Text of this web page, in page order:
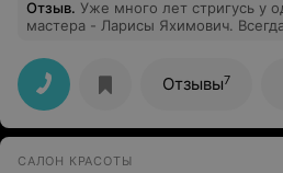
Отзыв. Уже много лет стригусь у
мастера - Ларисы Яхимович.
креативной стрижечкой! Приезжала
Брестского района, а теперь
только к этому мастеру. В этом
лучшие и всегда красивые
Спасибо прекрасной Ларисочке❣️
Отзывы7
САЛОН КРАСОТЫ